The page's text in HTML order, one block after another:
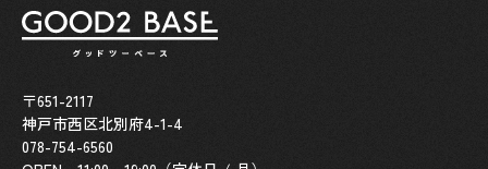
〒651-2117
神戸市西区北別府4-1-4
078-754-6560